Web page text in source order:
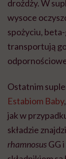
drożdży. W
wysoce
spożyciu,
transportują
Ostatnim
Estabiom Baby
jak w
składzie
rhamnosusGG